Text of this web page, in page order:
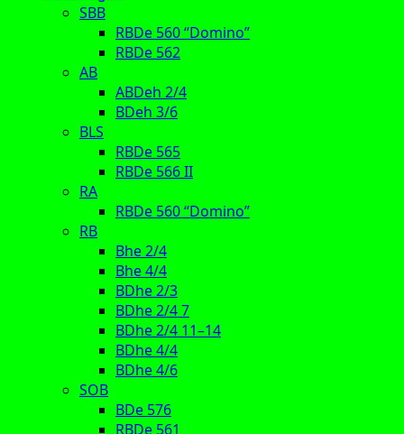
SBB
RBDe 560 “Domino”
RBDe 562
AB
ABDeh 2/4
BDeh 3/6
BLS
RBDe 565
RBDe 566 II
RA
RBDe 560 “Domino”
RB
Bhe 2/4
Bhe 4/4
BDhe 2/3
BDhe 2/4 7
BDhe 2/4 11–14
BDhe 4/4
BDhe 4/6
SOB
BDe 576
RBDe 561